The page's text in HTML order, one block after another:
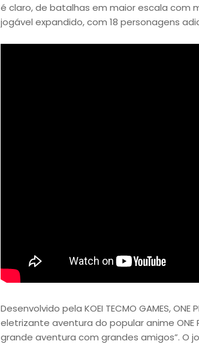
é claro, de batalhas em maior escala com
jogável expandido, com 18 personagens
Desenvolvido pela KOEI TECMO GAMES, ONE
eletrizante aventura do popular anime ONE
grande aventura com grandes amigos”. O